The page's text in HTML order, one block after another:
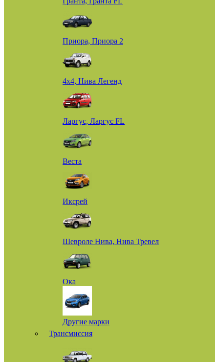
Приора, Приора 2
4х4, Нива Легенд
Ларгус, Ларгус FL
Веста
Иксрей
Шевроле Нива, Нива Тревел
Ока
Другие марки
Трансмиссия